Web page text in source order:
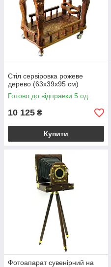
Стіл сервіровка рожеве
дерево (63х39х95 см)
Готово до відправки 5 од.
10 125 ₴
Купити
Фотоапарат сувенірний на